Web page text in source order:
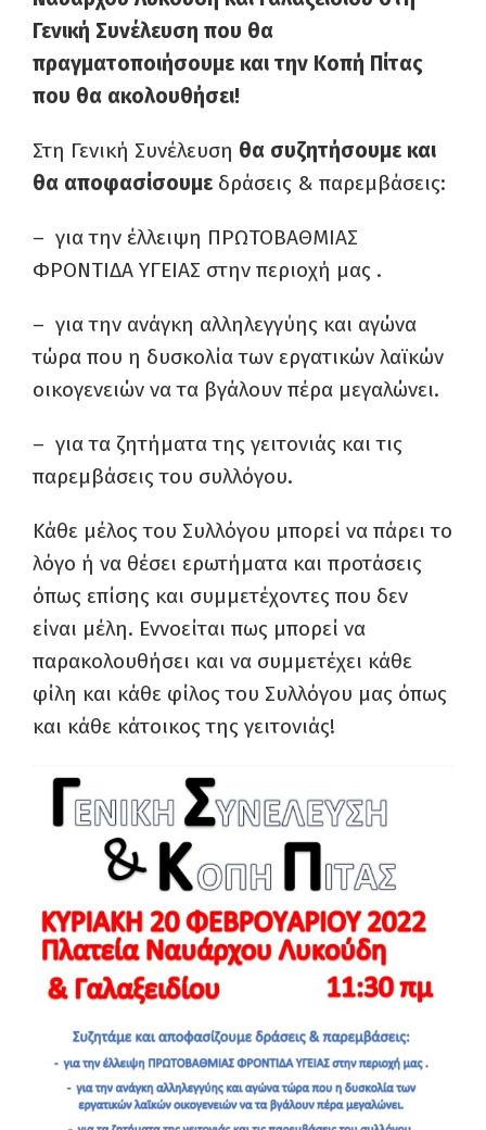
Γενική Συνέλευση που θα
πραγματοποιήσουμε και την Κοπή Πίτας
που θα ακολουθήσει!
Στη Γενική Συνέλευση θα συζητήσουμε και
θα αποφασίσουμε δράσεις & παρεμβάσεις:
– για την έλλειψη ΠΡΩΤΟΒΑΘΜΙΑΣ
ΦΡΟΝΤΙΔΑ ΥΓΕΙΑΣ στην περιοχή μας .
– για την ανάγκη αλληλεγγύης και αγώνα
τώρα που η δυσκολία των εργατικών λαϊκών
οικογενειών να τα βγάλουν πέρα μεγαλώνει.
– για τα ζητήματα της γειτονιάς και τις
παρεμβάσεις του συλλόγου.
Κάθε μέλος του Συλλόγου μπορεί να πάρει το
λόγο ή να θέσει ερωτήματα και προτάσεις
όπως επίσης και συμμετέχοντες που δεν
είναι μέλη. Εννοείται πως μπορεί να
παρακολουθήσει και να συμμετέχει κάθε
φίλη και κάθε φίλος του Συλλόγου μας όπως
και κάθε κάτοικος της γειτονιάς!